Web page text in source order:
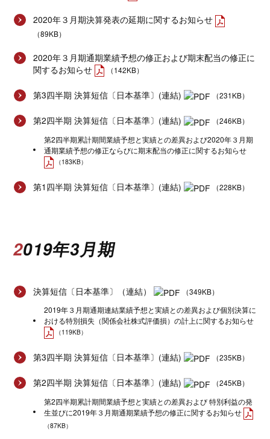
2020年３月期決算発表の延期に関するお知らせ
（89KB）
2020年３月期通期業績予想の修正および期末配当の修正に
関するお知らせ
（142KB）
第3四半期 決算短信〔日本基準〕(連結) （231KB）
第2四半期 決算短信〔日本基準〕(連結)
（246KB）
第2四半期累計期間業績予想と実績との差異および2020年３月期
通期業績予想の修正ならびに期末配当の修正に関するお知らせ
（183KB）
第1四半期 決算短信〔日本基準〕(連結) （228KB）
2019年3月期
決算短信〔日本基準〕（連結）
（349KB）
2019年３月期通期連結業績予想と実績との差異および個別決算に
おける特別損失（関係会社株式評価損）の計上に関するお知らせ
（119KB）
第3四半期 決算短信〔日本基準〕(連結) （235KB）
第2四半期 決算短信〔日本基準〕(連結)
（245KB）
第2四半期累計期間業績予想と実績との差異および 特別利益の発
生並びに2019年３月期通期業績予想の修正に関するお知らせ
（87KB）